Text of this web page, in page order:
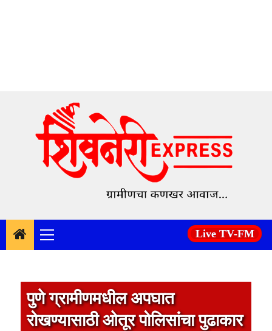
content
Primary
Menu
Live TV-FM
पुणे ग्रामीणमधील अपघात
रोखण्यासाठी ओतूर पोलिसांचा पुढाकार